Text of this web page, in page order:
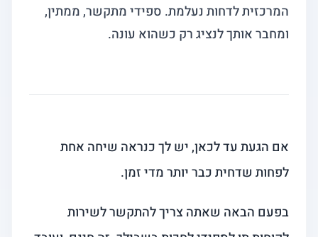
המרכזית לדחות נעלמת. ספידי מתקשר, ממתין,
ומחבר אותך לנציג רק כשהוא עונה.
אם הגעת עד לכאן, יש לך כנראה שיחה אחת
לפחות שדחית כבר יותר מדי זמן.
בפעם הבאה שאתה צריך להתקשר לשירות